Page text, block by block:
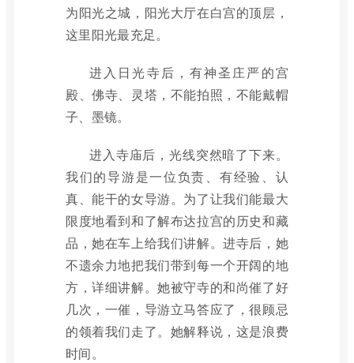
为阳光之城，阳光大厅在白宫的顶层，
这里阳光最充足。
进入日光寺后，有神圣庄严的宫
殿、佛寺、灵塔，不能拍照，不能戴帽
子、墨镜。
进入寺庙后，光线突然暗了下来。
我们的导游是一位负责、有经验、认
真、能干的女导游。为了让我们能最大
限度地看到和了解布达拉宫的历史和藏
品，她在车上给我们讲解。进寺后，她
不遗余力地把我们带到每一个开阔的地
方，详细讲解。她被守寺的和尚催了好
几次，一催，导游立马答应了，很顾忌
的领着我们走了。她解释说，这是浪费
时间。